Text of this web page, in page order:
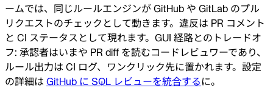
ームでは、同じルールエンジンが GitHub や GitLab のプル
リクエストのチェックとして動きます。違反は PR コメント
と CI ステータスとして現れます。GUI 経路とのトレードオ
フ: 承認者はいまや PR diff を読むコードレビュワーであり、
ルール出力は CI ログ、ワンクリック先に置かれます。設定
の詳細は GitHub に SQL レビューを統合する に。